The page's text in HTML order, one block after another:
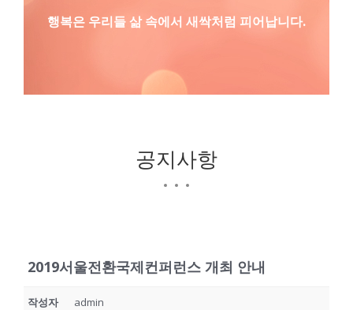
행복은 우리들 삶 속에서 새싹처럼 피어납니다.
공지사항
2019서울전환국제컨퍼런스 개최 안내
작성자 admin